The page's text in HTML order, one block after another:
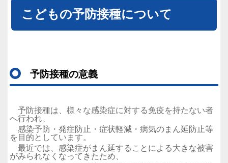
こどもの予防接種について
予防接種の意義
予防接種は、様々な感染症に対する免疫を持たない者
へ行われ、
感染予防・発症防止・症状軽減・病気のまん延防止等
を目的としています。
最近では、感染症がまん延することによる大きな被害
がみられなくなってきたため、